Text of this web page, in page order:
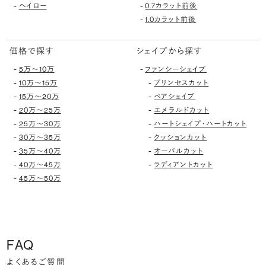
- ヘイロー -0.7カラット前後
-1.0カラット前後
価格で探す
- 5万〜10万
- 10万〜15万
- 15万〜20万
- 20万〜25万
- 25万〜30万
- 30万〜35万
- 35万〜40万
- 40万〜45万
- 45万〜50万
シェイプから探す
- ファンシーシェイプ
-プリンセスカット
- ペアシェイプ
- エメラルドカット
- ハートシェイプ・ハートカット
- クッションカット
- オーバルカット
- ラディアントカット
FAQ
よくあるご質問